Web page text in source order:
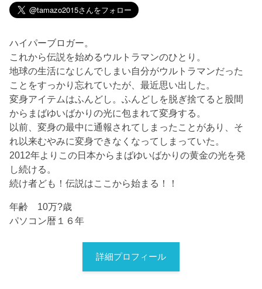
ハイパーブロガー。
これから伝説を始めるウルトラマンのひとり。
地球の生活になじんでしまい自分がウルトラマンだった
ことをすっかり忘れていたが、最近思い出した。
変身アイテムはふんどし。ふんどしを脱ぎ捨てると股間
からまばゆいばかりの光に包まれて変身する。
以前、変身の最中に通報されてしまったことがあり、そ
れ以来むやみに変身できなくなってしまっていた。
2012年よりこの日本からまばゆいばかりの黄金の光を発
し続ける。
続け者ども！伝説はここから始まる！！
年齢 10万?歳
パソコン暦１６年
詳細プロフィール